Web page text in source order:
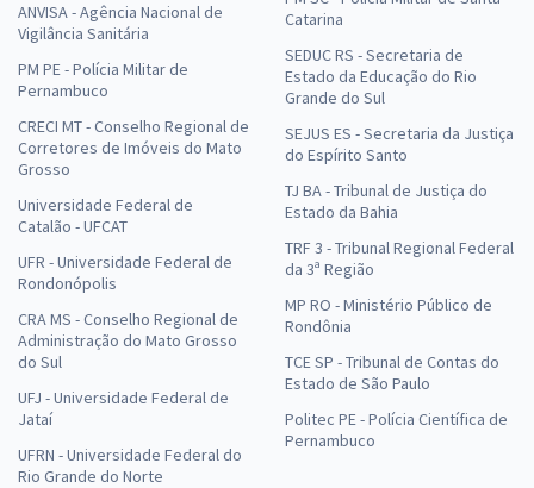
ANVISA - Agência Nacional de
Vigilância Sanitária
PM PE - Polícia Militar de
Pernambuco
CRECI MT - Conselho Regional de
Corretores de Imóveis do Mato
Grosso
Universidade Federal de
Catalão - UFCAT
UFR - Universidade Federal de
Rondonópolis
CRA MS - Conselho Regional de
Administração do Mato Grosso
do Sul
UFJ - Universidade Federal de
Jataí
UFRN - Universidade Federal do
Rio Grande do Norte
Catarina
SEDUC RS - Secretaria de
Estado da Educação do Rio
Grande do Sul
SEJUS ES - Secretaria da Justiça
do Espírito Santo
TJ BA - Tribunal de Justiça do
Estado da Bahia
TRF 3 - Tribunal Regional Federal
da 3ª Região
MP RO - Ministério Público de
Rondônia
TCE SP - Tribunal de Contas do
Estado de São Paulo
Politec PE - Polícia Científica de
Pernambuco